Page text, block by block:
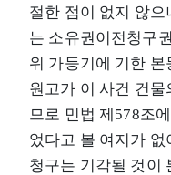
절한 점이 없지 않으
는 소유권이전청구
위 가등기에 기한
원고가 이 사건 건물
므로 민법 제578조
었다고 볼 여지가 없
청구는 기각될 것이